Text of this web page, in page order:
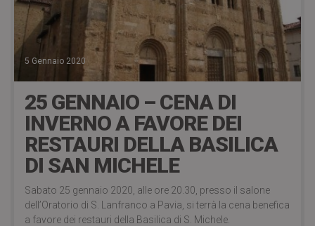
5 Gennaio 2020
25 GENNAIO – CENA DI
INVERNO A FAVORE DEI
RESTAURI DELLA BASILICA
DI SAN MICHELE
Sabato 25 gennaio 2020, alle ore 20.30, presso il salone
dell’Oratorio di S. Lanfranco a Pavia, si terrà la cena benefica
a favore dei restauri della Basilica di S. Michele.